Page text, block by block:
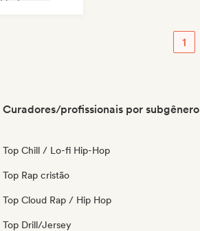
1
Curadores/profissionais por subgênero
Top Chill / Lo-fi Hip-Hop
Top Rap cristão
Top Cloud Rap / Hip Hop
Top Drill/Jersey